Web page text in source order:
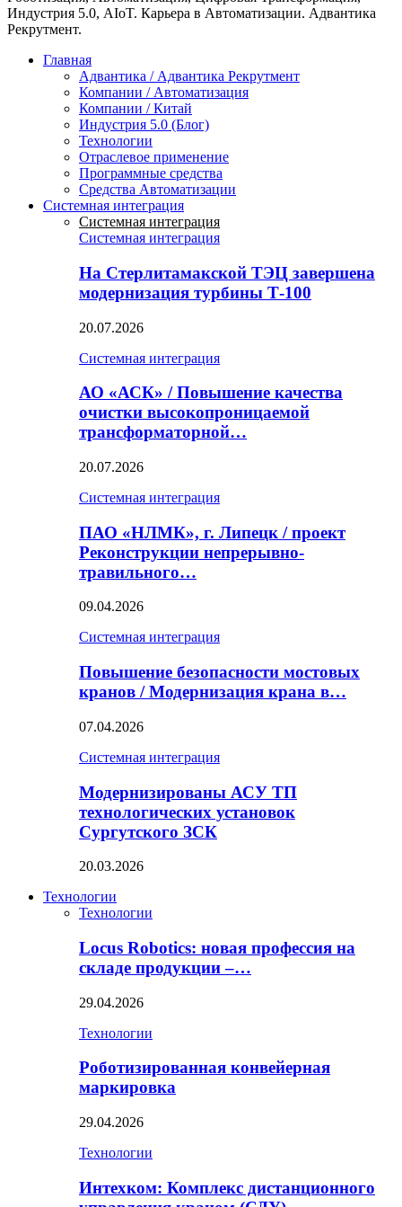
Индустрия 5.0, AIoT. Карьера в Автоматизации. Адвантика
Рекрутмент.
Главная
Адвантика / Адвантика Рекрутмент
Компании / Автоматизация
Компании / Китай
Индустрия 5.0 (Блог)
Технологии
Отраслевое применение
Программные средства
Средства Автоматизации
Системная интеграция
Системная интеграция
Системная интеграция
На Стерлитамакской ТЭЦ завершена
модернизация турбины Т-100
20.07.2026
Системная интеграция
АО «АСК» / Повышение качества
очистки высокопроницаемой
трансформаторной…
20.07.2026
Системная интеграция
ПАО «НЛМК», г. Липецк / проект
Реконструкции непрерывно-
травильного…
09.04.2026
Системная интеграция
Повышение безопасности мостовых
кранов / Модернизация крана в…
07.04.2026
Системная интеграция
Модернизированы АСУ ТП
технологических установок
Сургутского ЗСК
20.03.2026
Технологии
Технологии
Locus Robotics: новая профессия на
складе продукции –…
29.04.2026
Технологии
Роботизированная конвейерная
маркировка
29.04.2026
Технологии
Интехком: Комплекс дистанционного